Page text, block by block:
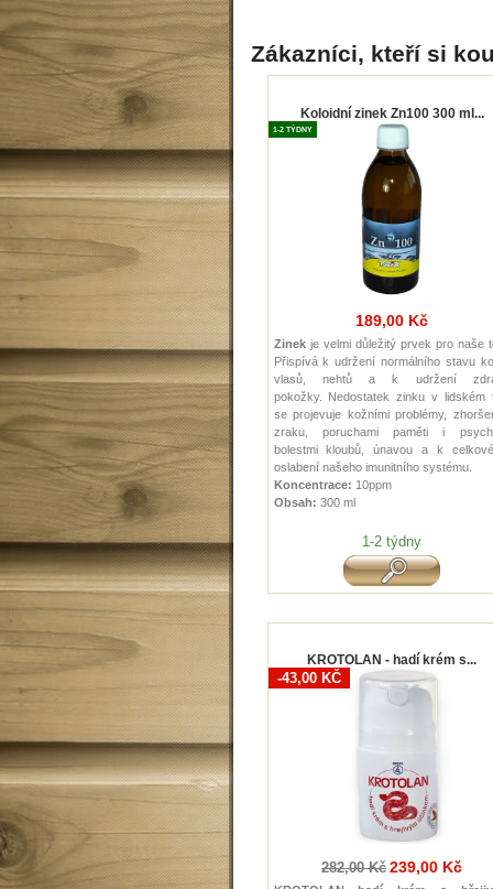
Zákazníci, kteří si
Koloidní zinek Zn100 300 ml...
1-2 TÝDNY
189,00 Kč
Zinekje velmi důležitý prvek pro naše
Přispívá k udržení normálního stavu
vlasů, nehtů a k udržení
pokožky. Nedostatek zinku v lidském
se projevuje kožními problémy,
zraku, poruchami paměti i
bolestmi kloubů, únavou a k
oslabení našeho imunitního systému.
Koncentrace: 10ppm
Obsah: 300 ml
1-2 týdny
KROTOLAN - hadí krém s...
-43,00 KČ
282,00 Kč 239,00 Kč